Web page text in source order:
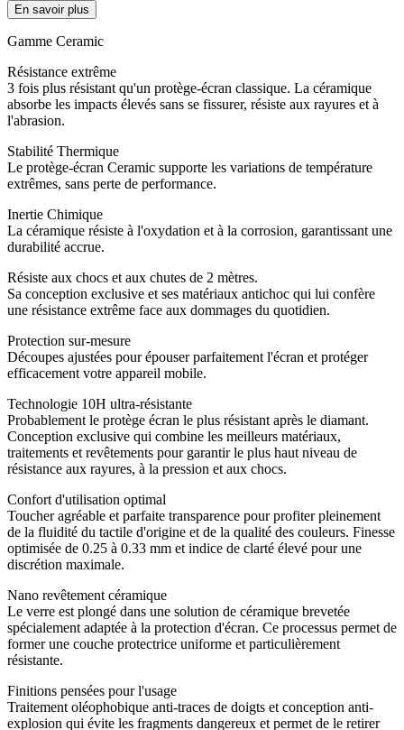
En savoir plus
Gamme Ceramic
Résistance extrême
3 fois plus résistant qu'un protège-écran classique. La céramique
absorbe les impacts élevés sans se fissurer, résiste aux rayures et à
l'abrasion.
Stabilité Thermique
Le protège-écran Ceramic supporte les variations de température
extrêmes, sans perte de performance.
Inertie Chimique
La céramique résiste à l'oxydation et à la corrosion, garantissant une
durabilité accrue.
Résiste aux chocs et aux chutes de 2 mètres.
Sa conception exclusive et ses matériaux antichoc qui lui confère
une résistance extrême face aux dommages du quotidien.
Protection sur-mesure
Découpes ajustées pour épouser parfaitement l'écran et protéger
efficacement votre appareil mobile.
Technologie 10H ultra-résistante
Probablement le protège écran le plus résistant après le diamant.
Conception exclusive qui combine les meilleurs matériaux,
traitements et revêtements pour garantir le plus haut niveau de
résistance aux rayures, à la pression et aux chocs.
Confort d'utilisation optimal
Toucher agréable et parfaite transparence pour profiter pleinement
de la fluidité du tactile d'origine et de la qualité des couleurs. Finesse
optimisée de 0.25 à 0.33 mm et indice de clarté élevé pour une
discrétion maximale.
Nano revêtement céramique
Le verre est plongé dans une solution de céramique brevetée
spécialement adaptée à la protection d'écran. Ce processus permet de
former une couche protectrice uniforme et particulièrement
résistante.
Finitions pensées pour l'usage
Traitement oléophobique anti-traces de doigts et conception anti-
explosion qui évite les fragments dangereux et permet de le retirer